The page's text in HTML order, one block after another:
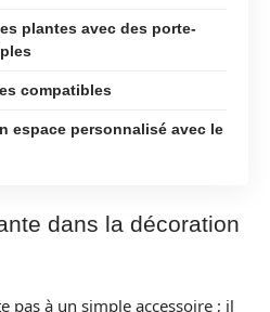
plantes avec des porte-
compatibles
espace personnalisé avec le
dans la décoration
pas à un simple accessoire ; il